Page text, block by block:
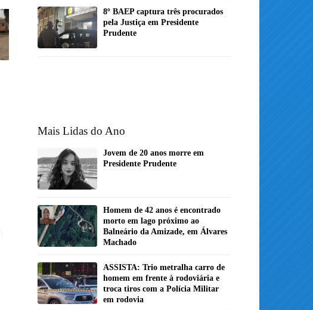
8º BAEP captura três procurados
pela Justiça em Presidente
Prudente
Mais Lidas do Ano
Jovem de 20 anos morre em
Presidente Prudente
Homem de 42 anos é encontrado
morto em lago próximo ao
Balneário da Amizade, em Álvares
Machado
ASSISTA: Trio metralha carro de
homem em frente à rodoviária e
troca tiros com a Polícia Militar
em rodovia